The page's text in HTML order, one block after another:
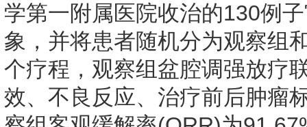
学第一附属医院收治的130例
象，并将患者随机分为观察组
个疗程，观察组盆腔调强放疗
效、不良反应、治疗前后肿瘤